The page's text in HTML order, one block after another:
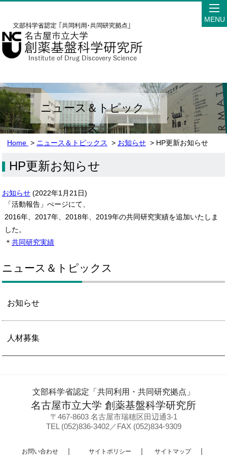
MENU
ニュース＆トピック
ス
Home > ニュース＆トピックス > お知らせ > HP更新お知らせ
HP更新お知らせ
お知らせ (2022年1月21日)
「活動報告」ぺージにて、
2016年、2017年、2018年、2019年の共同研究実績を追加いたしま
した。
＊ 共同研究実績
ニュース＆トピックス
お知らせ
人材募集
文部科学省認定「共同利用・共同研究拠点」
名古屋市立大学 創薬基盤科学研究所
〒467-8603 名古屋市瑞穂区田辺通3-1
TEL (052)836-3402／FAX (052)834-9309
お問い合わせ サイトポリシー サイトマップ